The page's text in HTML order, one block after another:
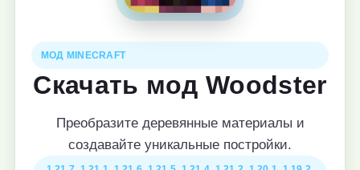
МОД MINECRAFT
Скачать мод Woodster
Преобразите деревянные материалы и
создавайте уникальные постройки.